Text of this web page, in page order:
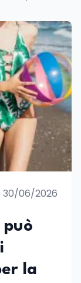
30/06/2026
può
la